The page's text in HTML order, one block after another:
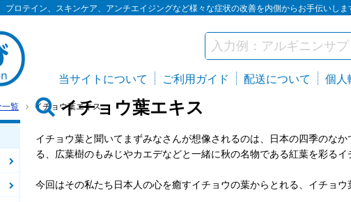
ロテイン、スキンケア、アンチエイジングなど様々な症状の改善を内側からお手伝いしま
当サイトについて ご利用ガイド 配送について 個人
一覧 イチョウ葉エキス
イチョウ葉エキス
イチョウ葉と聞いてまずみなさんが想像されるのは、日本の四季のな
る、広葉樹のもみじやカエデなどと一緒に秋の名物である紅葉を彩るイ
今回はその私たち日本人の心を癒すイチョウの葉からとれる、イチョウ